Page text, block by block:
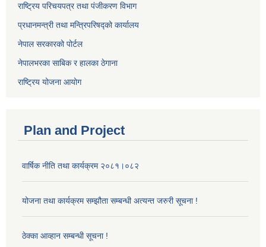
राष्ट्रिय परिचयपत्र तथा पंजीकरण विभाग
प्रधानमन्त्री तथा मन्त्रिपरिषद्को कार्यालय
नेपाल सरकारको पोर्टल
नेपालभरका साबिक र हालका ठेगाना
राष्ट्रिय योजना आयोग
Plan and Project
वार्षिक नीति तथा कार्यक्रम २०८१।०८२
योजना तथा कार्यक्रम सम्झौता सम्बन्धी अत्यन्त जरुरी सूचना !
ठेक्का आव्हान सम्बन्धी सूचना !